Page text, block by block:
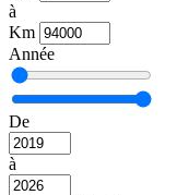
à
Km
Année
De
à